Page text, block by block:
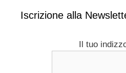
Iscrizione alla
Il tuo